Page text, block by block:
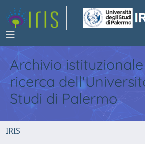
Archivio
ricerca
Studi di Palermo
IRIS